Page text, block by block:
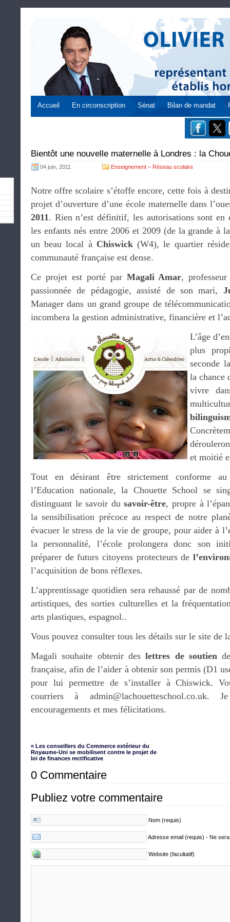
Accueil En circonscription Sénat Bilan de mandat
Bientôt une nouvelle maternelle à Londres : la
04 juin, 2011 Enseignement – Réseau scolaire
Notre offre scolaire s’étoffe encore, cette fois à
projet d’ouverture d’une école maternelle dans
2011. Rien n’est définitif, les autorisations sont
les enfants nés entre 2006 et 2009 (de la grande à
un beau local à Chiswick(W4), le quartier
communauté française est dense.
Ce projet est porté par Magali Amar,
passionnée de pédagogie, assisté de son mari,
Manager dans un grand groupe de
incombera la gestion administrative, financière et
L’âge
plus
seconde
la chance
vivre
et moitié
Tout en désirant être strictement conforme
l’Education nationale, la Chouette School se
distinguant le savoir dusavoir-être, propre à
la sensibilisation précoce au respect de notre
évacuer le stress de la vie de groupe, pour aider à
la personnalité, l’école prolongera donc son
préparer de futurs citoyens protecteurs de
l’acquisition de bons réflexes.
L’apprentissage quotidien sera rehaussé par de
artistiques, des sorties culturelles et la
arts plastiques, espagnol..
Vous pouvez consulter tous les détails sur le site de
Magali souhaite obtenir deslettres de soutien
française, afin de l’aider à obtenir son permis (D1
pour lui permettre de s’installer à Chiswick.
courriers à
encouragements et mes félicitations.
« Les conseillers du Commerce extérieur du
Royaume-Uni se mobilisent contre le projet de
loi de finances rectificative
0 Commentaire
Publiez votre commentaire
Nom (requis)
Adresse email (requis) - Ne
Website (facultatif)